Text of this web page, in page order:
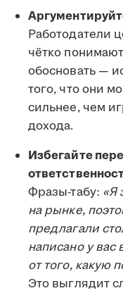
Работодатели
чётко
обосновать —
того, что они
сильнее, чем
дохода.
Избегайте
Фразы-табу: «Я
на рынке,
предлагали
написано у вас
от того, какую
Это выглядит